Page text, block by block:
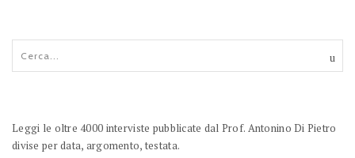
Leggi le oltre 4000 interviste pubblicate dal Prof. Antonino Di Pietro
divise per data, argomento, testata.